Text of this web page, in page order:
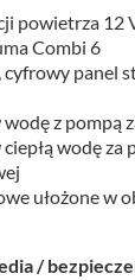
powietrza 12
Combi 6
cyfrowy panel
z pompą
wodę za
ułożone w
/